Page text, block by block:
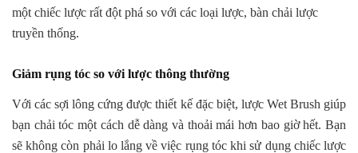
một chiếc lược rất đột phá so với các loại lược, bàn chải lược
truyền thống.
Giảm rụng tóc so với lược thông thường
Với các sợi lông cứng được thiết kế đặc biệt, lược Wet Brush giúp
bạn chải tóc một cách dễ dàng và thoải mái hơn bao giờ hết. Bạn
sẽ không còn phải lo lắng về việc rụng tóc khi sử dụng chiếc lược